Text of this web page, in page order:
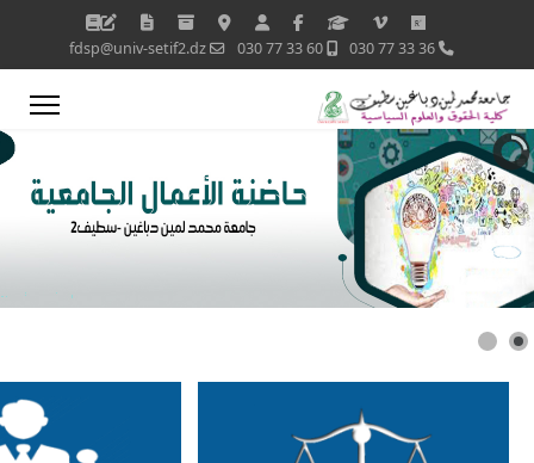
36 33 77 030
60 33 77 030
fdsp@univ-setif2.dz